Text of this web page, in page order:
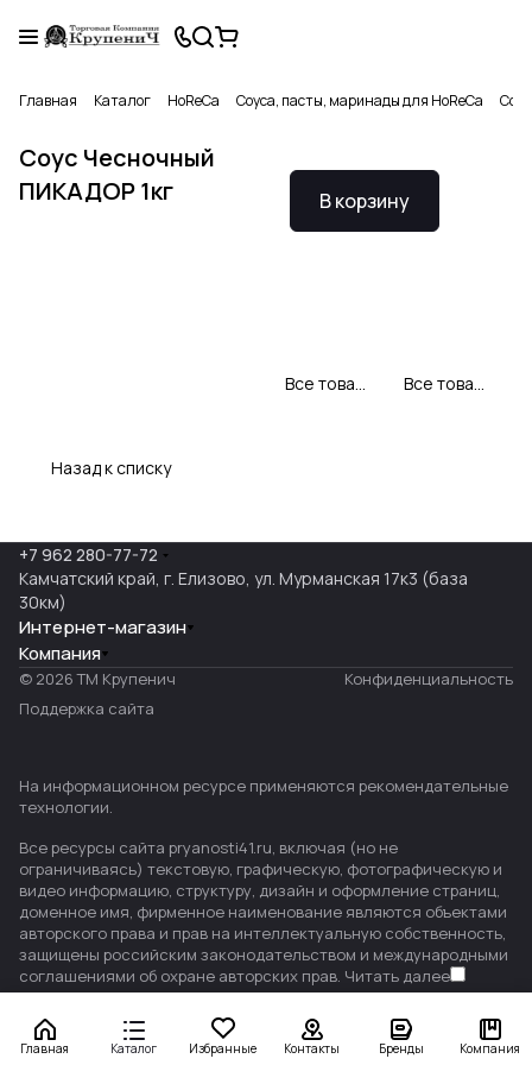
Главная Каталог HoReCa Соуса, пасты, маринады для HoReCa
Соус Чесночный
ПИКАДОР 1кг
В корзину
Все товары Пикадор Все товары категории
Назад к списку
Главная Каталог Избранные Контакты Бренды Компания
+7 962 280-77-72
Камчатский край, г. Елизово, ул. Мурманская 17к3 (база
30км)
Интернет-магазин
Компания
© 2026 ТМ Крупенич
Конфиденциальность
Поддержка сайта
На информационном ресурсе применяются рекомендательные
технологии.
Все ресурсы сайта pryanosti41.ru, включая (но не
ограничиваясь) текстовую, графическую, фотографическую и
видео информацию, структуру, дизайн и оформление страниц,
доменное имя, фирменное наименование являются объектами
авторского права и прав на интеллектуальную собственность,
защищены российским законодательством и международными
соглашениями об охране авторских прав. Читать далее